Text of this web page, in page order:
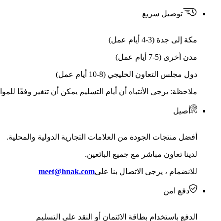
توصيل سريع
مكة إلى جدة (3-4 أيام عمل)
مدن أخرى (5-7 أيام عمل)
دول مجلس التعاون الخليجي (8-10 أيام عمل)
ملاحظة: يرجى الأنتباه أن أيام التسليم يمكن أن تتغير وفقًا
أصيل
أفضل منتجات الجودة من العلامات التجارية الدولية والمحلية.
لدينا تعاون مباشر مع جميع البائعين.
للانضمام ، يرجى الاتصال بنا علىmeet@hnak.com
دفع امن
الدفع باستخدام بطاقة الائتمان أو النقد على التسليم